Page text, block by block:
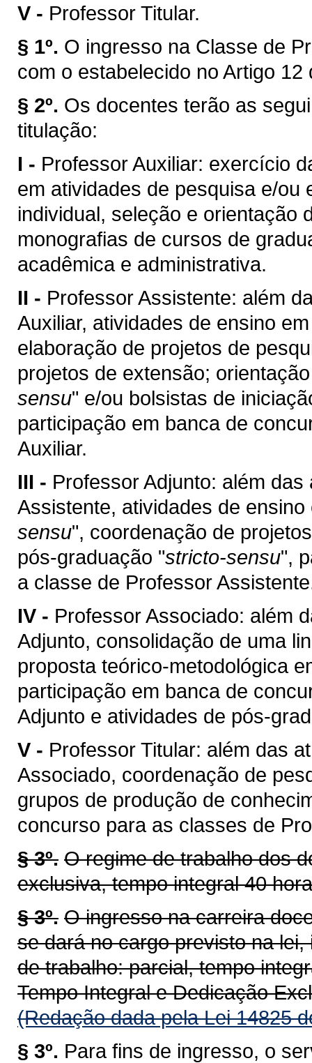
V - Professor Titular.
§ 1º. O ingresso na Classe de
com o estabelecido no Artigo 12
§ 2º. Os docentes terão as
titulação:
I - Professor Auxiliar: exercício
em atividades de pesquisa e/
individual, seleção e orientação
monografias de cursos de
acadêmica e administrativa.
II - Professor Assistente: além
Auxiliar, atividades de ensino
elaboração de projetos de
projetos de extensão;
sensu" e/ou bolsistas de
participação em banca de
Auxiliar.
III - Professor Adjunto: além
Assistente, atividades de
sensu", coordenação de
pós-graduação "stricto-sensu",
a classe de Professor
IV - Professor Associado: além
Adjunto, consolidação de uma
proposta teórico-metodológica
participação em banca de
Adjunto e atividades de pós-
V - Professor Titular: além das
Associado, coordenação de
grupos de produção de
concurso para as classes de
§ 3º. O regime de trabalho dos
exclusiva, tempo integral 40
§ 3º. O ingresso na carreira
se dará no cargo previsto na
de trabalho: parcial, tempo
Tempo Integral e Dedicação
(Redação dada pela Lei 14825
§ 3º. Para fins de ingresso, o